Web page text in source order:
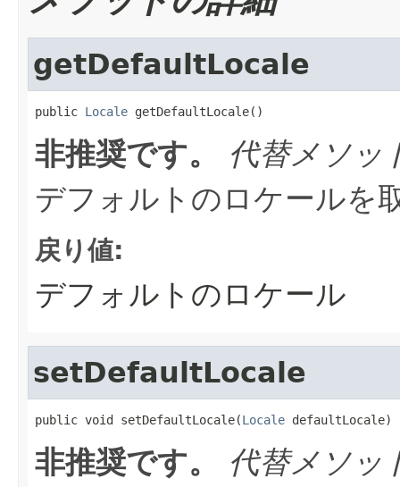
getDefaultLocale
public Locale getDefaultLocale()
非推奨です。
代替メソッ
デフォルトのロケールを
戻り値:
デフォルトのロケール
setDefaultLocale
public void setDefaultLocale(Locale defaultLocale)
非推奨です。
代替メソッ